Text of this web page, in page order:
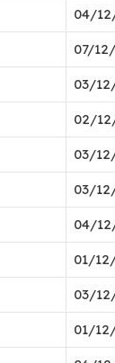
04/
07/
03/
02/
03/
03/
04/
01/
03/
01/